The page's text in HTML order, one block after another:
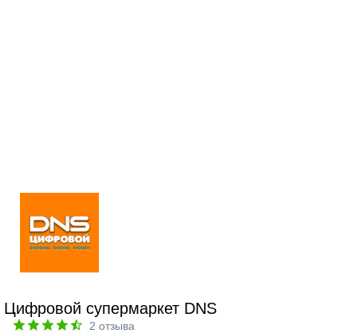
Цифровой супермаркет DNS
2 отзыва